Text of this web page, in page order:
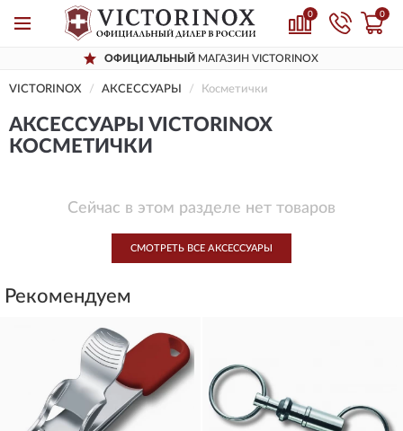
0 0
ОФИЦИАЛЬНЫЙ МАГАЗИН VICTORINOX
VICTORINOX AКСЕССУАРЫ Косметички
AКСЕССУАРЫ VICTORINOX
КОСМЕТИЧКИ
Сейчас в этом разделе нет товаров
СМОТРЕТЬ ВСЕ AКСЕССУАРЫ
Рекомендуем